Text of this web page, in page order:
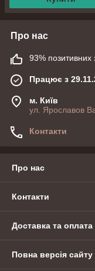
Про нас
93% позитивних
Працює з
м. Київ
ул. Ярославов
Контакти
Про нас
Контакти
Доставка та оплата
Повна версія сайту